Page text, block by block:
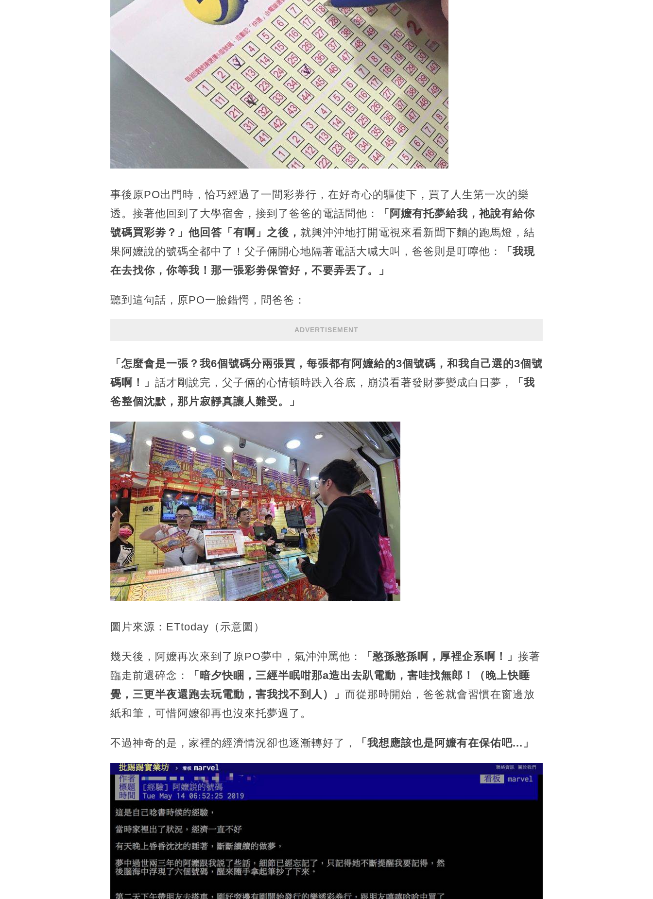
事後原PO出門時，恰巧經過了一間彩券行，在好奇心的驅使下，買了人生第一次的樂
透。接著他回到了大學宿舍，接到了爸爸的電話問他：
「阿嬤有托夢給我，祂說有給你
號碼買彩劵？」他回答「有啊」之後， 就興沖沖地打開電視來看新聞下麵的跑馬燈，結
果阿嬤說的號碼全都中了！父子倆開心地隔著電話大喊大叫，爸爸則是叮嚀他：
「我現
在去找你，你等我！那一張彩劵保管好，不要弄丟了。」
聽到這句話，原PO一臉錯愕，問爸爸：
ADVERTISEMENT
「怎麼會是一張？我6個號碼分兩張買，每張都有阿嬤給的3個號碼，和我自己選的3個號
碼啊！」 話才剛說完，父子倆的心情頓時跌入谷底，崩潰看著發財夢變成白日夢，
「我
爸整個沈默，那片寂靜真讓人難受。」
圖片來源：ETtoday（示意圖）
幾天後，阿嬤再次來到了原PO夢中，氣沖沖罵他： 「憨孫憨孫啊，厚裡企系啊！」 接著
臨走前還碎念：
「暗夕快睏，三經半眠咁那a造出去趴電動，害哇找無郎！（晚上快睡
覺，三更半夜還跑去玩電動，害我找不到人）」 而從那時開始，爸爸就會習慣在窗邊放
紙和筆，可惜阿嬤卻再也沒來托夢過了。
不過神奇的是，家裡的經濟情況卻也逐漸轉好了， 「我想應該也是阿嬤有在保佑吧...」